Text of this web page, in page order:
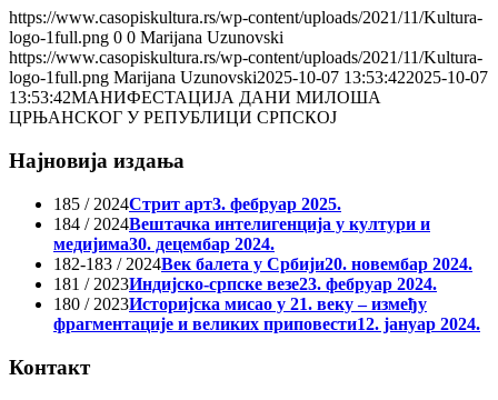
https://www.casopiskultura.rs/wp-content/uploads/2021/11/Kultura-
logo-1full.png 0 0 Marijana Uzunovski
https://www.casopiskultura.rs/wp-content/uploads/2021/11/Kultura-
logo-1full.png Marijana Uzunovski2025-10-07 13:53:422025-10-07
13:53:42МАНИФЕСТАЦИЈА ДАНИ МИЛОША
ЦРЊАНСКОГ У РЕПУБЛИЦИ СРПСКОЈ
Најновија издања
185 / 2024Стрит арт3. фебруар 2025.
184 / 2024Вештачка интелигенција у култури и
медијима30. децембар 2024.
182-183 / 2024Век балета у Србији20. новембар 2024.
181 / 2023Индијско-српске везе23. фебруар 2024.
180 / 2023Историјска мисао у 21. веку – између
фрагментације и великих приповести12. јануар 2024.
Контакт